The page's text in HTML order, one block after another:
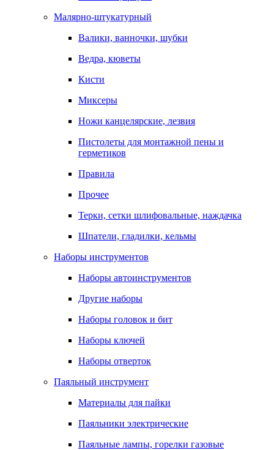
Малярно-штукатурный
Валики, ванночки, шубки
Ведра, кюветы
Кисти
Миксеры
Ножи канцелярские, лезвия
Пистолеты для монтажной пены и
герметиков
Правила
Прочее
Терки, сетки шлифовальные, наждачка
Шпатели, гладилки, кельмы
Наборы инструментов
Наборы автоинструментов
Другие наборы
Наборы головок и бит
Наборы ключей
Наборы отверток
Паяльный инструмент
Материалы для пайки
Паяльники электрические
Паяльные лампы, горелки газовые